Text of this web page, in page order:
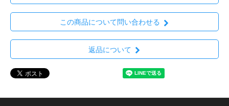
この商品について問い合わせる
返品について